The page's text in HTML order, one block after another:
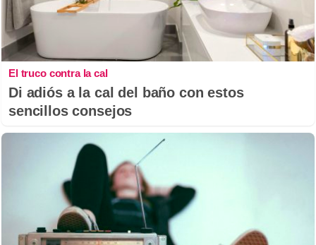
El truco contra la cal
Di adiós a la cal del baño con estos
sencillos consejos